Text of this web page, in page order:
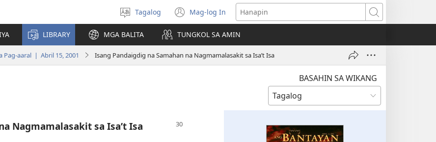
Pumili
ng
wika
Tagalog Mag-log In
(may
bubukas
na
bagong
window)
Hanapin
LIBRARY MGA BALITA TUNGKOL SA AMIN
Pag-aaral | Abril 15, 2001 Isang Pandaigdig na Samahan na Nagmamalasakit sa Isa’t Isa
BASAHIN SA WIKANG
Nagmamalasakit sa Isa’t Isa